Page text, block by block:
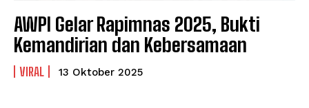
AWPI Gelar Rapimnas 2025, Bukti
Kemandirian dan Kebersamaan
VIRAL 13 Oktober 2025